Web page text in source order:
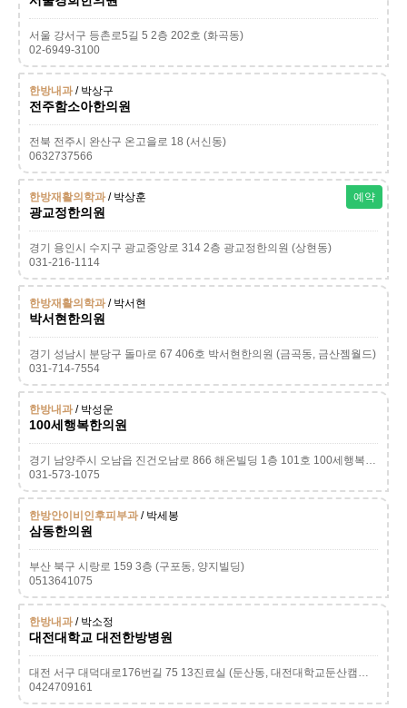
서울 강서구 등촌로5길 5 2층 202호 (화곡동)
02-6949-3100
한방내과/ 박상구
전주함소아한의원
전북 전주시 완산구 온고을로 18 (서신동)
0632737566
한방재활의학과/ 박상훈
광교정한의원
예약
경기 용인시 수지구 광교중앙로 314 2층 광교정한의원 (상현동)
031-216-1114
한방재활의학과/ 박서현
박서현한의원
경기 성남시 분당구 돌마로 67 406호 박서현한의원 (금곡동, 금산젬월드)
031-714-7554
한방내과/ 박성운
100세행복한의원
경기 남양주시 오남읍 진건오남로 866 해온빌딩 1층 101호 100세행복한의원 (양지리)
031-573-1075
한방안이비인후피부과/ 박세봉
삼동한의원
부산 북구 시랑로 159 3층 (구포동, 양지빌딩)
0513641075
한방내과/ 박소정
대전대학교 대전한방병원
대전 서구 대덕대로176번길 75 13진료실 (둔산동, 대전대학교둔산캠퍼스)
0424709161